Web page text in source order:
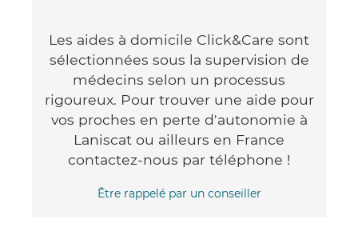
Les aides à domicile Click&Care sont
sélectionnées sous la supervision de
médecins selon un processus
rigoureux. Pour trouver une aide pour
vos proches en perte d'autonomie à
Laniscat ou ailleurs en France
contactez-nous par téléphone !
Être rappelé par un conseiller